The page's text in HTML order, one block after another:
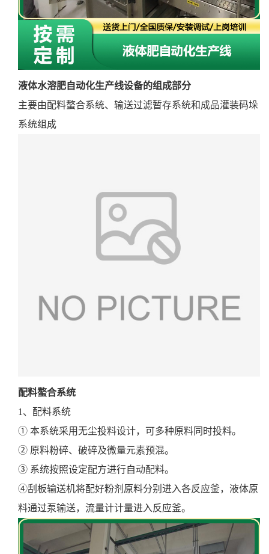
液体水溶肥自动化生产线设备的组成部分
主要由配料螯合系统、输送过滤暂存系统和成品灌装码垛
系统组成
配料螯合系统
1、配料系统
① 本系统采用无尘投料设计，可多种原料同时投料。
② 原料粉碎、破碎及微量元素预混。
③ 系统按照设定配方进行自动配料。
④刮板输送机将配好粉剂原料分别进入各反应釜，液体原
料通过泵输送，流量计计量进入反应釜。